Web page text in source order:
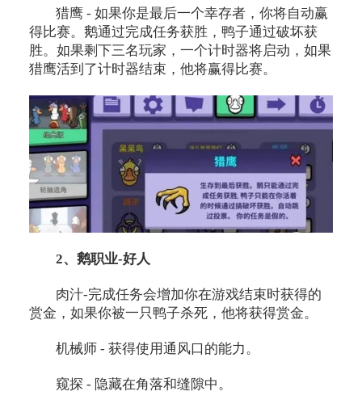
猎鹰 - 如果你是最后一个幸存者，你将自动赢
得比赛。鹅通过完成任务获胜，鸭子通过破坏获
胜。如果剩下三名玩家，一个计时器将启动，如果
猎鹰活到了计时器结束，他将赢得比赛。
2、鹅职业-好人
肉汁-完成任务会增加你在游戏结束时获得的
赏金，如果你被一只鸭子杀死，他将获得赏金。
机械师 - 获得使用通风口的能力。
窥探 - 隐藏在角落和缝隙中。